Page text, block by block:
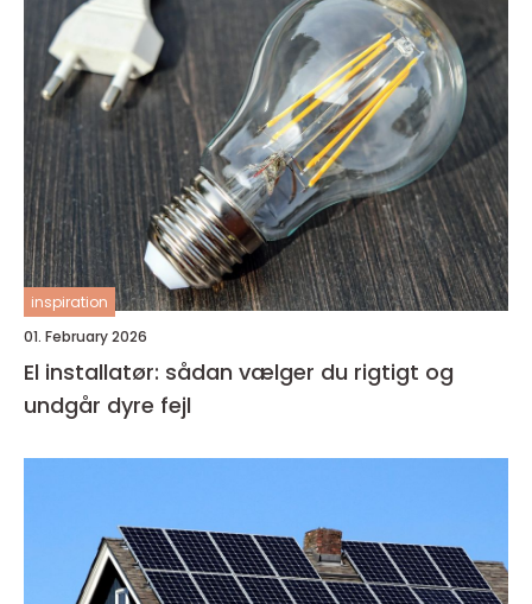
inspiration
01. February 2026
El installatør: sådan vælger du rigtigt og
undgår dyre fejl